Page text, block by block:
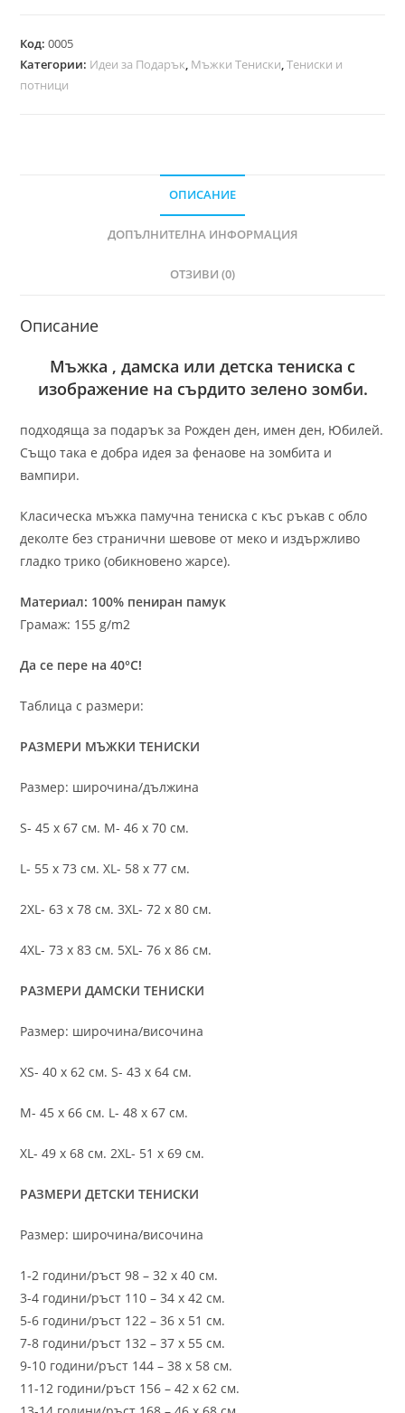
Код:0005
Категории: Идеи за Подарък, Мъжки Тениски,Тениски и
потници
ОПИСАНИЕ
ДОПЪЛНИТЕЛНА ИНФОРМАЦИЯ
ОТЗИВИ (0)
Описание
Мъжка , дамска или детска тениска с
изображение на сърдито зелено зомби.
подходяща за подарък за Рожден ден, имен ден, Юбилей.
Също така е добра идея за фенаове на зомбита и
вампири.
Класическа мъжка памучна тениска с къс ръкав с обло
деколте без странични шевове от меко и издържливо
гладко трико (обикновено жарсе).
Материал: 100% пениран памук
Грамаж: 155 g/m2
Да се пере на 40°C!
Таблица с размери:
РАЗМЕРИ МЪЖКИ ТЕНИСКИ
Размер: широчина/дължина
S- 45 х 67 см. M- 46 х 70 см.
L- 55 х 73 см. XL- 58 х 77 см.
2XL- 63 х 78 см. 3XL- 72 х 80 см.
4XL- 73 х 83 см. 5XL- 76 х 86 см.
РАЗМЕРИ ДАМСКИ ТЕНИСКИ
Размер: широчина/височина
XS- 40 х 62 см. S- 43 х 64 см.
M- 45 х 66 см. L- 48 х 67 см.
XL- 49 х 68 см. 2XL- 51 х 69 см.
РАЗМЕРИ ДЕТСКИ ТЕНИСКИ
Размер: широчина/височина
1-2 години/ръст 98 – 32 х 40 см.
3-4 години/ръст 110 – 34 х 42 см.
5-6 години/ръст 122 – 36 х 51 см.
7-8 години/ръст 132 – 37 х 55 см.
9-10 години/ръст 144 – 38 х 58 см.
11-12 години/ръст 156 – 42 x 62 см.